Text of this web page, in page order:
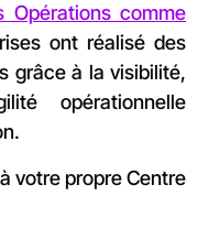
Opérations comme
ont réalisé des
grâce à la visibilité,
opérationnelle
votre propre Centre